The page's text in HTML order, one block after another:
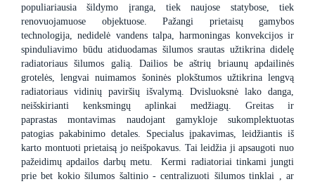
populiariausia šildymo įranga, tiek naujose statybose, tiek
renovuojamuose objektuose. Pažangi prietaisų gamybos
technologija, nedidelė vandens talpa, harmoningas konvekcijos ir
spinduliavimo būdu atiduodamas šilumos srautas užtikrina didelę
radiatoriaus šilumos galią. Dailios be aštrių briaunų apdailinės
grotelės, lengvai nuimamos šoninės plokštumos užtikrina lengvą
radiatoriaus vidinių paviršių išvalymą. Dvisluoksnė lako danga,
neišskirianti kenksmingų aplinkai medžiagų. Greitas ir
paprastas montavimas naudojant gamykloje sukomplektuotas
patogias pakabinimo detales. Specialus įpakavimas, leidžiantis iš
karto montuoti prietaisą jo neišpokavus. Tai leidžia ji apsaugoti nuo
pažeidimų apdailos darbų metu. Kermi radiatoriai tinkami jungti
prie bet kokio šilumos šaltinio - centralizuoti šilumos tinklai , ar